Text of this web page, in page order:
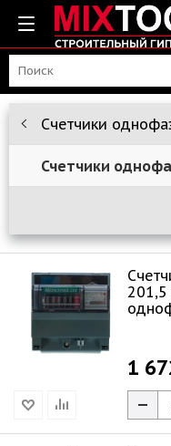
Счетчики
Счетчики
201,5 5(60)А/230В
1